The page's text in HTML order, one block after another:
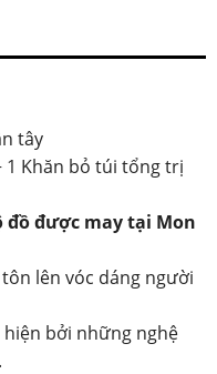
tây
1 Khăn bỏ túi tổng trị
được may tại Mon
lên vóc dáng người
bởi những nghệ